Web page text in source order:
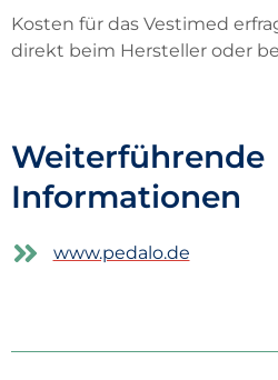
Kosten für das Vestimed
direkt beim Hersteller oder
Weiterführende
Informationen
www.pedalo.de